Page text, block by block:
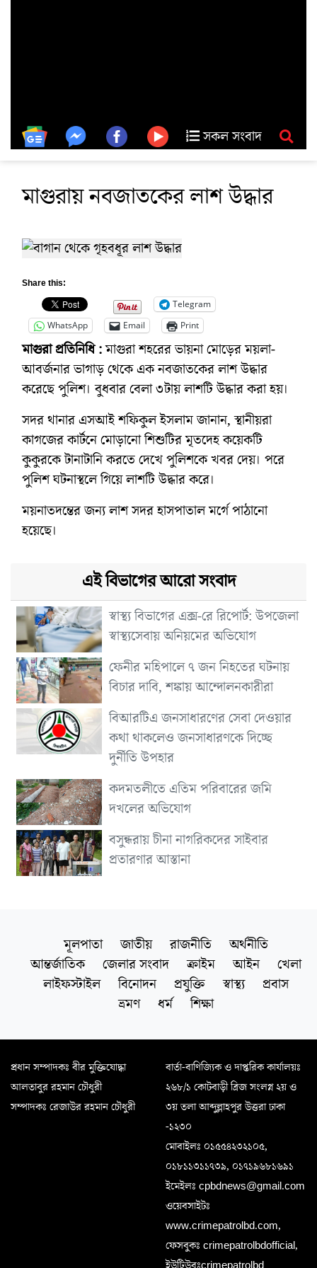
সকল সংবাদ
মাগুরায় নবজাতকের লাশ উদ্ধার
Share this:
Telegram
WhatsApp
Email Print
মাগুরা প্রতিনিধি :মাগুরা শহরের ভায়না মোড়ের ময়লা-
আবর্জনার ভাগাড় থেকে এক নবজাতকের লাশ উদ্ধার
করেছে পুলিশ। বুধবার বেলা ৩টায় লাশটি উদ্ধার করা হয়।
সদর থানার এসআই শফিকুল ইসলাম জানান, স্থানীয়রা
কাগজের কার্টনে মোড়ানো শিশুটির মৃতদেহ কয়েকটি
কুকুরকে টানাটানি করতে দেখে পুলিশকে খবর দেয়। পরে
পুলিশ ঘটনাস্থলে গিয়ে লাশটি উদ্ধার করে।
ময়নাতদন্তের জন্য লাশ সদর হাসপাতাল মর্গে পাঠানো
হয়েছে।
এই বিভাগের আরো সংবাদ
স্বাস্থ্য বিভাগের এক্স-রে রিপোর্ট: উপজেলা
স্বাস্থ্যসেবায় অনিয়মের অভিযোগ
ফেনীর মহিপালে ৭ জন নিহতের ঘটনায়
বিচার দাবি, শঙ্কায় আন্দোলনকারীরা
বিআরটিএ জনসাধারণের সেবা দেওয়ার
কথা থাকলেও জনসাধারণকে দিচ্ছে
দুর্নীতি উপহার
কদমতলীতে এতিম পরিবারের জমি
দখলের অভিযোগ
বসুন্ধরায় চীনা নাগরিকদের সাইবার
প্রতারণার আস্তানা
মূলপাতা জাতীয় রাজনীতি
অর্থনীতি
আন্তর্জাতিক
জেলার সংবাদ ক্রাইম আইন
খেলা
লাইফস্টাইল
বিনোদন প্রযুক্তি স্বাস্থ্য
প্রবাস
ভ্রমণ
ধর্ম শিক্ষা
প্রধান সম্পাদকঃ বীর মুক্তিযোদ্ধা
আলতাবুর রহমান চৌধুরী
সম্পাদকঃ রেজাউর রহমান চৌধুরী
বার্তা-বাণিজ্যিক ও দাপ্তরিক কার্যালয়ঃ
২৬৮/১ কোটবাড়ী ব্রিজ সংলগ্ন ২য় ও
৩য় তলা আব্দুল্লাহপুর উত্তরা ঢাকা
-১২৩০
মোবাইলঃ ০১৫৫৪২৩২১০৫,
০১৮১১৩১১৭৩৯, ০১৭১৯৬৮১৬৯১
ইমেইলঃ cpbdnews@gmail.com
ওয়েবসাইটঃ
www.crimepatrolbd.com,
ফেসবুকঃ crimepatrolbdofficial,